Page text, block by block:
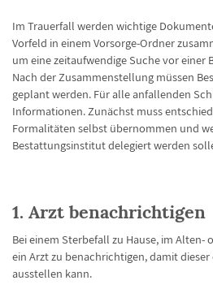
Im Trauerfall werden wichtige
Vorfeld in einem Vorsorge-Ordner
um eine zeitaufwendige Suche vor einer
Nach der Zusammenstellung müssen
geplant werden. Für alle anfallenden
Informationen. Zunächst muss
Formalitäten selbst übernommen und
Bestattungsinstitut delegiert werden
1. Arzt benachrichtigen
Bei einem Sterbefall zu Hause, im Alten-
ein Arzt zu benachrichtigen, damit
ausstellen kann.